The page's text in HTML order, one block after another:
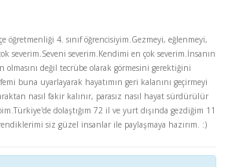
öğretmenliği 4. sınıf öğrencisiyim.Gezmeyi, eğlenmeyi,
severim.Seveni severim.Kendimi en çok severim.İnsanın
olmasını değil tecrübe olarak görmesini gerektiğini
buna uyarlayarak hayatımın geri kalanını geçirmeyi
nasıl fakir kalınır, parasız nasıl hayat sürdürülür
dolaştığım 72 il ve yurt dışında gezdiğim 11
siz güzel insanlar ile paylaşmaya hazırım. :)